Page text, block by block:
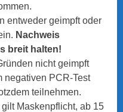
entweder geimpft oder
Nachweis
breit halten!
nicht geimpft
negativen PCR-Test
teilnehmen.
Maskenpflicht, ab 15